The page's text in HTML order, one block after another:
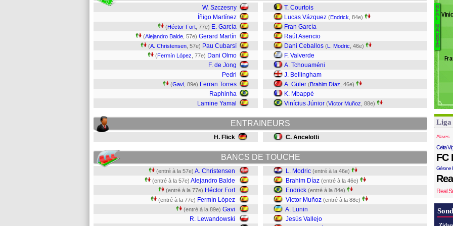
W. Szczesny
Íñigo Martínez
(Héctor Fort , 77e) E. García
(Alejandro Balde , 57e) Gerard Martín
(A. Christensen , 57e) Pau Cubarsí
(Fermín López , 77e) Dani Olmo
F. de Jong
Pedri
(Gavi , 89e) Ferran Torres
Raphinha
Lamine Yamal
T. Courtois
Lucas Vázquez (Endrick , 84e)
Fran García
Raúl Asencio
Dani Ceballos (L. Modric , 46e)
F. Valverde
A. Tchouaméni
J. Bellingham
A. Güler (Brahim Díaz , 46e)
K. Mbappé
Vinícius Júnior (Víctor Muñoz , 88e)
ENTRAINEURS
H. Flick C. Ancelotti
BANCS DE TOUCHE
(entré à la 57e) A. Christensen
(entré à la 57e) Alejandro Balde
(entré à la 77e) Héctor Fort
(entré à la 77e) Fermín López
(entré à la 89e) Gavi
R. Lewandowski
L. Modric (entré à la 46e)
Brahim Díaz (entré à la 46e)
Endrick (entré à la 84e)
Víctor Muñoz (entré à la 88e)
A. Lunin
Jesús Vallejo
R
E
A
L
M
A
D
R
I
D
Liga
Alaves
Celta
FC
Gérone
Real